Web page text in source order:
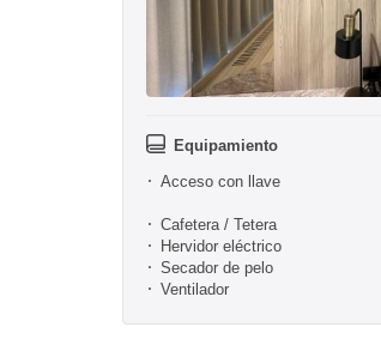
Equipamiento
Acceso con llave
Cafetera / Tetera
Hervidor eléctrico
Secador de pelo
Ventilador